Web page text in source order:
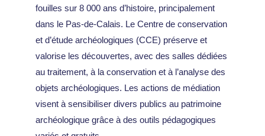
fouilles sur 8 000 ans d’histoire, principalement
dans le Pas-de-Calais. Le Centre de conservation
et d’étude archéologiques (CCE) préserve et
valorise les découvertes, avec des salles dédiées
au traitement, à la conservation et à l’analyse des
objets archéologiques. Les actions de médiation
visent à sensibiliser divers publics au patrimoine
archéologique grâce à des outils pédagogiques